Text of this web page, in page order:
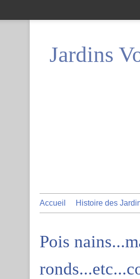
Jardins
Accueil Histoire des
Pois